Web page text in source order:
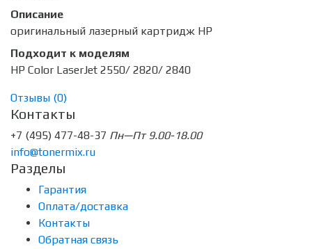
Описание
оригинальный лазерный картридж HP
Подходит к моделям
HP Color LaserJet 2550/ 2820/ 2840
Отзывы (0)
Контакты
+7 (495) 477-48-37 Пн—Пт 9.00-18.00
info@tonermix.ru
Разделы
Гарантия
Оплата/доставка
Контакты
Обратная связь